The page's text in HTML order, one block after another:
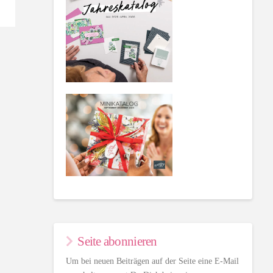
Seite abonnieren
Um bei neuen Beiträgen auf der Seite eine E-Mail